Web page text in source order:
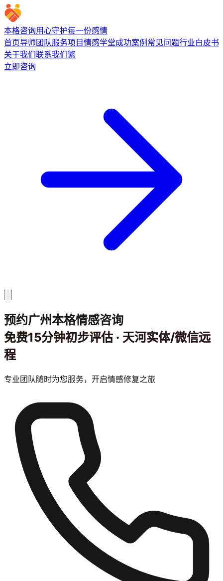
本格咨询用心守护每一份感情
首页导师团队服务项目情感学堂成功案例 常见问题行业白皮书
关于我们联系我们繁
立即咨询
预约广州本格情感咨询
免费15分钟初步评估 · 天河实体/微信远
程
专业团队随时为您服务，开启情感修复之旅